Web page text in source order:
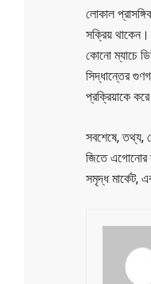
লোকাল
সক্রিয়
কোনো ম্যাচে
সিদ্ধান্তের
প্রক্রিয়াকে
সবশেষে, তথ্য,
জিতে এগোনোর
সমৃদ্ধ মার্কেট,